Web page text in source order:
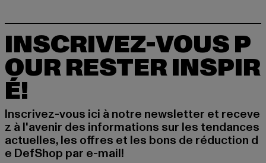
INSCRIVEZ-VOUS P
OUR RESTER INSPIR
É!
Inscrivez-vous ici à notre newsletter et receve
z à l'avenir des informations sur les tendances
actuelles, les offres et les bons de réduction d
e DefShop par e-mail!